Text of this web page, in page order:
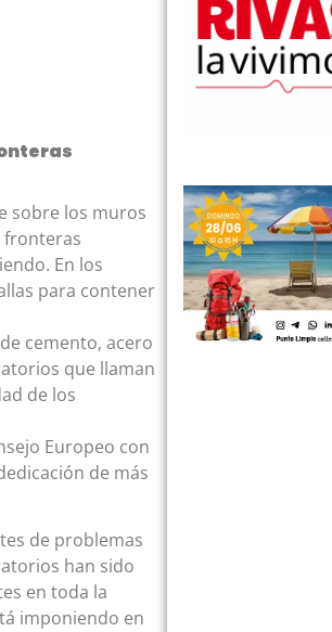
sobre los muros
fronteras
En los
para contener
cemento, acero
que llaman
de los
Europeo con
de más
de problemas
han sido
en toda la
imponiendo en